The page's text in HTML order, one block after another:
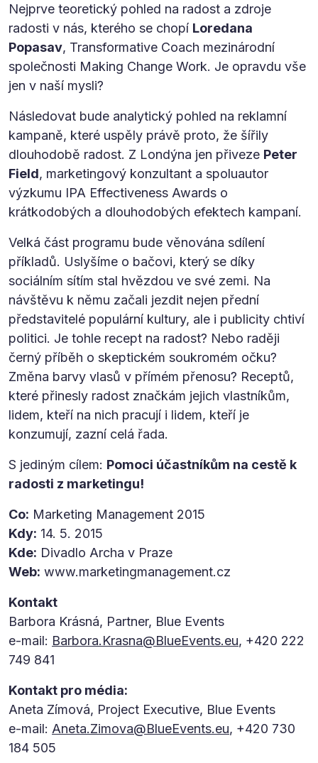
Nejprve teoretický pohled na radost a zdroje
radosti v nás, kterého se chopí Loredana
Popasav, Transformative Coach mezinárodní
společnosti Making Change Work. Je opravdu vše
jen v naší mysli?
Následovat bude analytický pohled na reklamní
kampaně, které uspěly právě proto, že šířily
dlouhodobě radost. Z Londýna jen přiveze Peter
Field, marketingový konzultant a spoluautor
výzkumu IPA Effectiveness Awards o
krátkodobých a dlouhodobých efektech kampaní.
Velká část programu bude věnována sdílení
příkladů. Uslyšíme o bačovi, který se díky
sociálním sítím stal hvězdou ve své zemi. Na
návštěvu k němu začali jezdit nejen přední
představitelé populární kultury, ale i publicity chtiví
politici. Je tohle recept na radost? Nebo raději
černý příběh o skeptickém soukromém očku?
Změna barvy vlasů v přímém přenosu? Receptů,
které přinesly radost značkám jejich vlastníkům,
lidem, kteří na nich pracují i lidem, kteří je
konzumují, zazní celá řada.
S jediným cílem: Pomoci účastníkům na cestě k
radosti z marketingu!
Co: Marketing Management 2015
Kdy: 14. 5. 2015
Kde: Divadlo Archa v Praze
Web: www.marketingmanagement.cz
Kontakt
Barbora Krásná, Partner, Blue Events
e-mail: Barbora.Krasna@BlueEvents.eu, +420 222
749 841
Kontakt pro média:
Aneta Zímová, Project Executive, Blue Events
e-mail: Aneta.Zimova@BlueEvents.eu, +420 730
184 505